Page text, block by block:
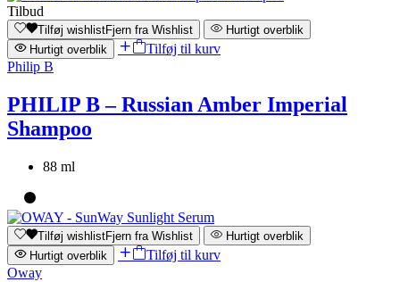
Tilbud
Tilføj wishlistFjern fra Wishlist
Hurtigt overblik
Hurtigt overblik
Tilføj til kurv
Philip B
PHILIP B – Russian Amber Imperial
Shampoo
88 ml
Tilføj wishlistFjern fra Wishlist
Hurtigt overblik
Hurtigt overblik
Tilføj til kurv
Oway